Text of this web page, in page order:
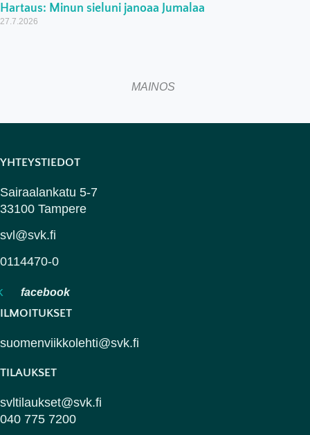
Hartaus: Minun sieluni janoaa Jumalaa
27.7.2026
MAINOS
YHTEYSTIEDOT
Sairaalankatu 5-7
33100 Tampere
svl@svk.fi
0114470-0
ILMOITUKSET
suomenviikkolehti@svk.fi
TILAUKSET
svltilaukset@svk.fi
040 775 7200